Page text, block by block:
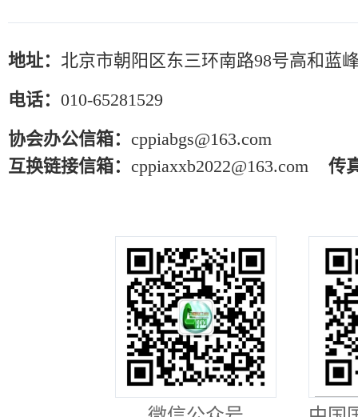
地址： 北京市朝阳区东三环南路98号高和蓝
电话： 010-65281529
协会办公信箱： cppiabgs@163.com
互换链接信箱： cppiaxxb2022@163.com 传